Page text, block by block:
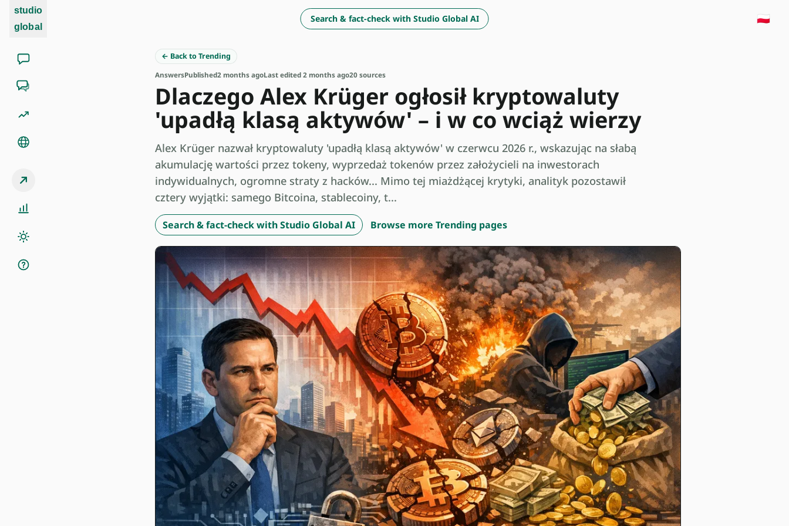
studio
global
Search & fact-check with Studio Global AI 🇵🇱
← Back to Trending
AnswersPublished2 months agoLast edited 2 months ago20 sources
Dlaczego Alex Krüger ogłosił kryptowaluty
'upadłą klasą aktywów' – i w co wciąż wierzy
Alex Krüger nazwał kryptowaluty 'upadłą klasą aktywów' w czerwcu 2026 r., wskazując na słabą
akumulację wartości przez tokeny, wyprzedaż tokenów przez założycieli na inwestorach
indywidualnych, ogromne straty z hacków... Mimo tej miażdżącej krytyki, analityk pozostawił
cztery wyjątki: samego Bitcoina, stablecoiny, t...
Search & fact-check with Studio Global AI Browse more Trending pages